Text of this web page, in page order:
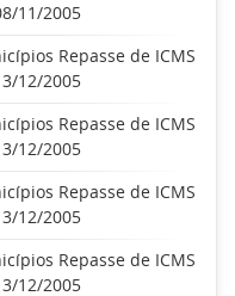
11/2005
Repasse de ICMS
12/2005
Repasse de ICMS
12/2005
Repasse de ICMS
12/2005
Repasse de ICMS
12/2005